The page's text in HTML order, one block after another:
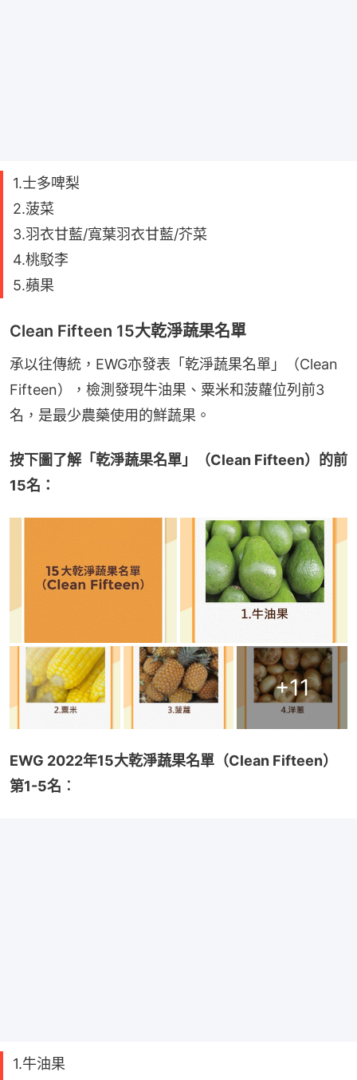
1.士多啤梨
2.菠菜
3.羽衣甘藍/寬葉羽衣甘藍/芥菜
4.桃駁李
5.蘋果
Clean Fifteen 15大乾淨蔬果名單
承以往傳統，EWG亦發表「乾淨蔬果名單」（Clean
Fifteen），檢測發現牛油果、粟米和菠蘿位列前3
名，是最少農藥使用的鮮蔬果。
按下圖了解「乾淨蔬果名單」（Clean Fifteen）的前
15名：
+11
EWG 2022年15大乾淨蔬果名單（Clean Fifteen）
第1-5名︰
1.牛油果